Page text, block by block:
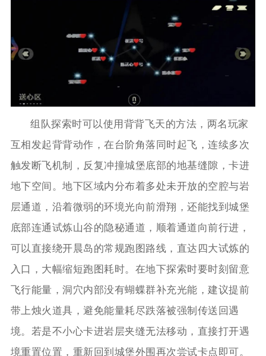
组队探索时可以使用背背飞天的方法，两名玩家
互相发起背背动作，在台阶角落同时起飞，连续多次
触发断飞机制，反复冲撞城堡底部的地基缝隙，卡进
地下空间。地下区域内分布着多处未开放的空腔与岩
层通道，沿着微弱的环境光向前滑翔，还能找到城堡
底部连通试炼山谷的隐秘通道，顺着通道向前行进，
可以直接绕开晨岛的常规跑图路线，直达四大试炼的
入口，大幅缩短跑图耗时。在地下探索时要时刻留意
飞行能量，洞穴内部没有蝴蝶群补充光能，建议提前
带上烛火道具，避免能量耗尽跌落被强制传送回遇
境。若是不小心卡进岩层夹缝无法移动，直接打开遇
境重置位置，重新回到城堡外围再次尝试卡点即可。